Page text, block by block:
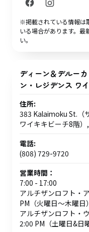
※掲載されている情報は
いる場合があります。最
い。
ディーン＆デルー
ン・レジデンス ワ
住所:
383 Kalaimoku St.（
ワイキキビーチ8階
電話:
(808) 729-9720
営業時間：
7:00 - 17:00
アルチザンロフト・
PM（火曜日～木曜日）
アルチザンロフト・
2:00 PM（土曜日&日